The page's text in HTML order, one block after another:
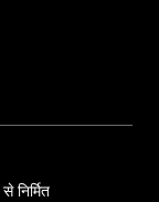
निर्मित